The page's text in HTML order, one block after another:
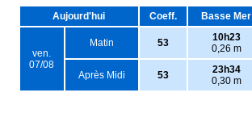
Aujourd'hui Coeff. Basse Mer
ven.
07/08
Matin 53
10h23
0,26 m
Après Midi 53
23h34
0,30 m